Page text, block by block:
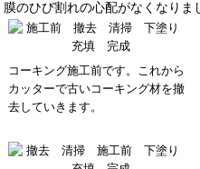
膜のひび割れの心配がなくなりま
コーキング施工前です。これから
カッターで古いコーキング材を撤
去していきます。